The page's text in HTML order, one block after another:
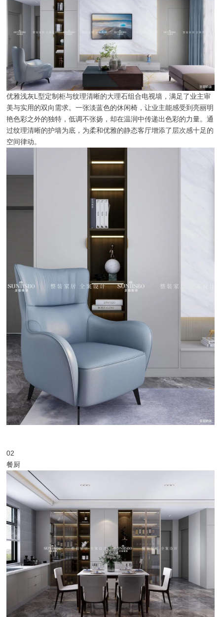
优雅浅灰L型定制柜与纹理清晰的大理石组合电视墙，满足了业主审
美与实用的双向需求。一张淡蓝色的休闲椅，让业主能感受到亮丽明
艳色彩之外的独特，低调不张扬，却在温润中传递出色彩的力量。通
过纹理清晰的护墙为底，为柔和优雅的静态客厅增添了层次感十足的
空间律动。
02
餐厨